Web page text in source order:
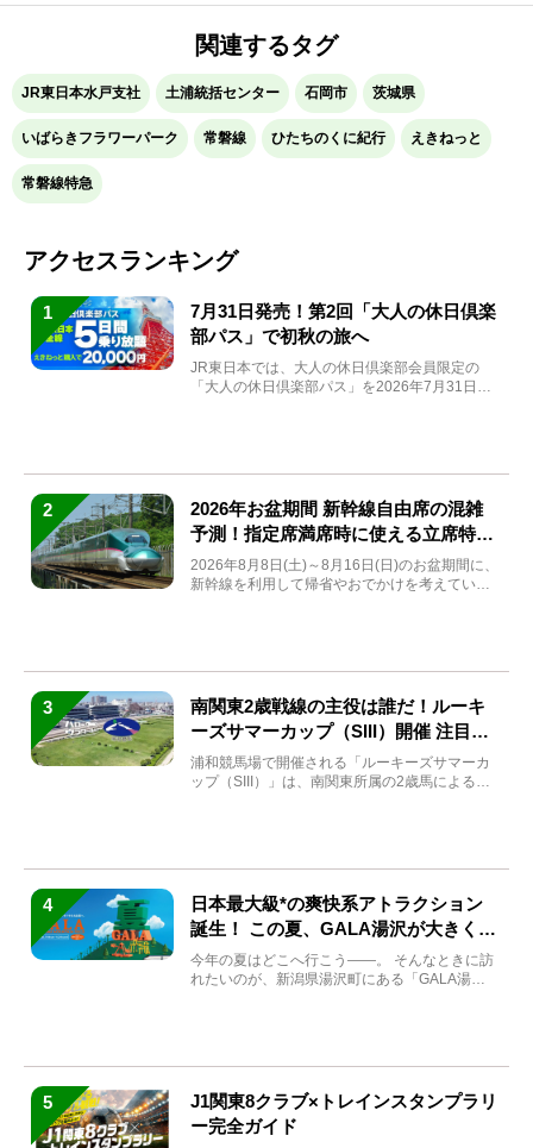
関連するタグ
JR東日本水戸支社 土浦統括センター 石岡市 茨城県
いばらきフラワーパーク 常磐線 ひたちのくに紀行 えきねっと
常磐線特急
アクセスランキング
1
7月31日発売！第2回「大人の休日倶楽
部パス」で初秋の旅へ
JR東日本では、大人の休日倶楽部会員限定の
「大人の休日倶楽部パス」を2026年7月31日
2
2026年お盆期間 新幹線自由席の混雑
予測！指定席満席時に使える立席特急
券も解説
2026年8月8日(土)～8月16日(日)のお盆期間に、
新幹線を利用して帰省やおでかけを考えている
3
南関東2歳戦線の主役は誰だ！ルーキ
ーズサマーカップ（SIII）開催 注目馬
と見どころをチェック
浦和競馬場で開催される「ルーキーズサマーカ
ップ（SIII）」は、南関東所属の2歳馬による注
4
日本最大級*の爽快系アトラクション
誕生！ この夏、GALA湯沢が大きく生
まれ変わる
今年の夏はどこへ行こう――。 そんなときに訪
れたいのが、新潟県湯沢町にある「GALA湯
5
J1関東8クラブ×トレインスタンプラリ
ー完全ガイド